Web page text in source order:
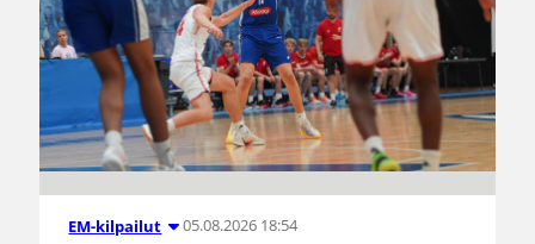
EM-kilpailut 05.08.2026 18:54